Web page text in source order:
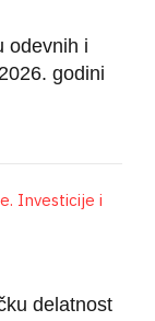
odevnih i
godini
delatnost